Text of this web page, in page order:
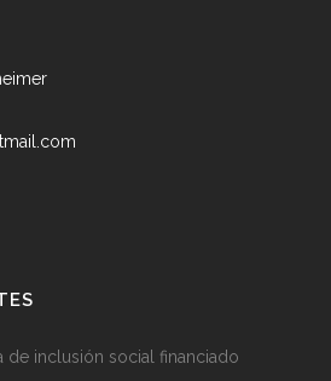
de inclusión social financiado